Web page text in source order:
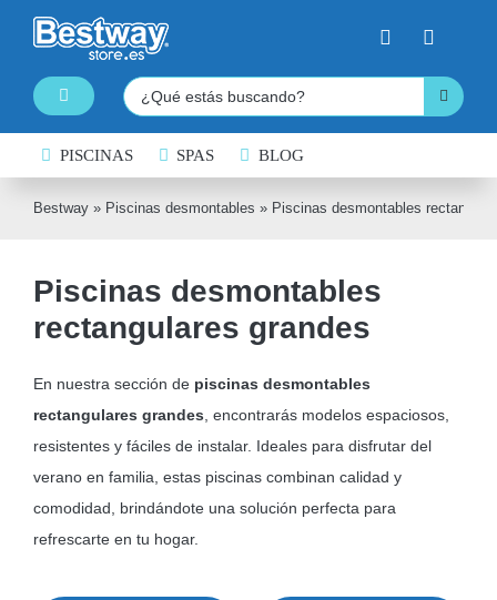
Saltar
contenido
Toggle
PISCINAS DESMONTABLES
SPAS HINCHABLES
KAYAKS HINCHABLES
BARCAS HINCHABLES
HINCHABLES ACUÁTICOS
NATACIÓN
COLCHONES HINCHABLES
MOBILIARIO HINCHABLE
Buscar:
PISCINAS SPAS BLOG
Bestway» Piscinas desmontables » Piscinas desmontables
Piscinas desmontables
rectangulares grandes
En nuestra sección de piscinas desmontables
rectangulares grandes , encontrarás modelos espaciosos,
resistentes y fáciles de instalar. Ideales para disfrutar del
verano en familia, estas piscinas combinan calidad y
comodidad, brindándote una solución perfecta para
refrescarte en tu hogar.